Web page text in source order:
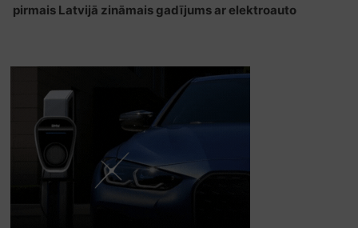
pirmais Latvijā zināmais gadījums ar elektroauto